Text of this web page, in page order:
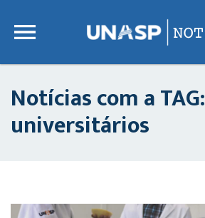
Notícias com a TAG:
universitários